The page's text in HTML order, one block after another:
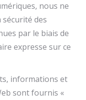
nous ne
sécurité des
par le biais de
expresse sur ce
informations et
sont fournis «